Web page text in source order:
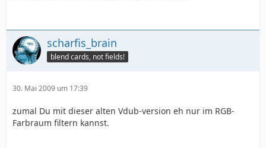
scharfis_brain
blend cards, not fields!
30. Mai 2009 um 17:39
zumal Du mit dieser alten Vdub-version eh nur im RGB-
Farbraum filtern kannst.